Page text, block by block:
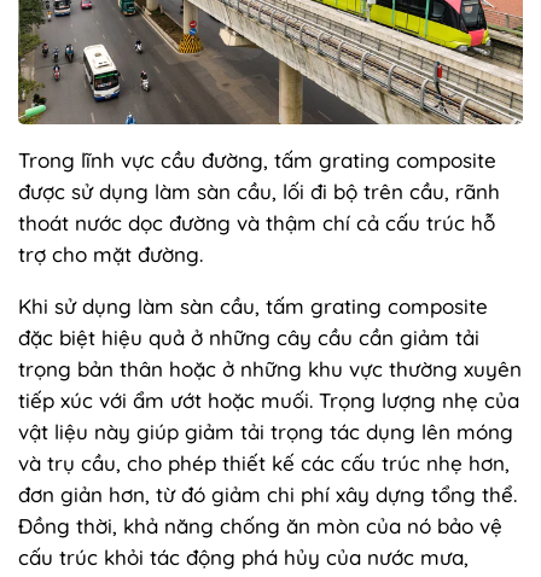
Trong lĩnh vực cầu đường, tấm grating composite
được sử dụng làm sàn cầu, lối đi bộ trên cầu, rãnh
thoát nước dọc đường và thậm chí cả cấu trúc hỗ
trợ cho mặt đường.
Khi sử dụng làm sàn cầu, tấm grating composite
đặc biệt hiệu quả ở những cây cầu cần giảm tải
trọng bản thân hoặc ở những khu vực thường xuyên
tiếp xúc với ẩm ướt hoặc muối. Trọng lượng nhẹ của
vật liệu này giúp giảm tải trọng tác dụng lên móng
và trụ cầu, cho phép thiết kế các cấu trúc nhẹ hơn,
đơn giản hơn, từ đó giảm chi phí xây dựng tổng thể.
Đồng thời, khả năng chống ăn mòn của nó bảo vệ
cấu trúc khỏi tác động phá hủy của nước mưa,